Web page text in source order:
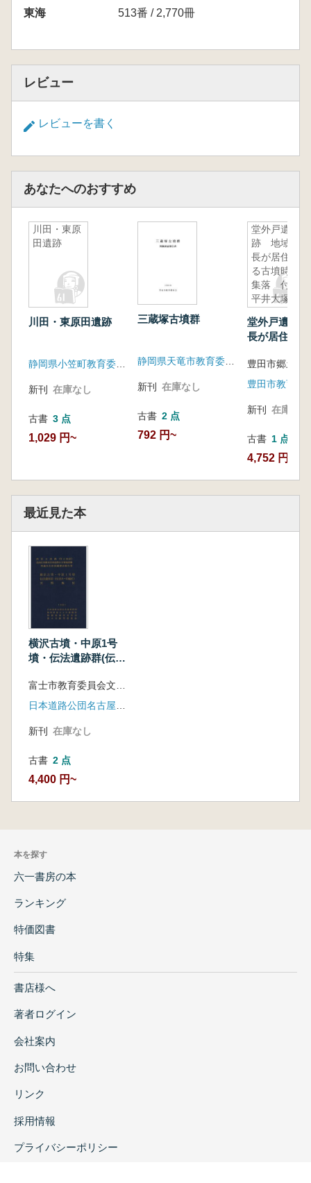
東海
513番 / 2,770冊
レビュー
レビューを書く
あなたへのおすすめ
川田・東原
田遺跡
川田・東原田遺跡
新刊 在庫なし
古書 3 点
1,029 円~
三蔵塚古墳群
静岡県天竜市教育委員会
新刊 在庫なし
古書 2 点
792 円~
堂外戸遺
跡 地域首
長が居住す
る古墳時代
集落 付載
平井大塚古
堂外戸遺跡
長が居住す
塚古墳
豊田市郷土資
豊田市教育委
新刊 在庫なし
古書 1 点
4,752 円
最近見た本
横沢古墳・中原1号
墳・伝法遺跡群(伝法
区 : 西富士道路(富士
地区)岳南広域都市計
埋蔵文化財発掘調査
新刊 在庫なし
古書 2 点
4,400 円~
本を探す
六一書房の本
ランキング
特価図書
特集
書店様へ
著者ログイン
会社案内
お問い合わせ
リンク
採用情報
プライバシーポリシー